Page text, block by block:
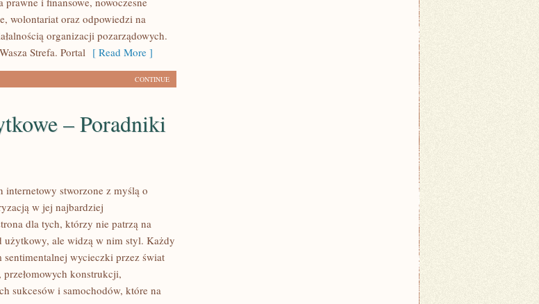
wolontariat oraz odpowiedzi na
organizacji pozarządowych.
Strefa. Portal [ Read More ]
CONTINUE
– Poradniki
stworzone z myślą o
w jej najbardziej
dla tych, którzy nie patrzą na
użytkowy, ale widzą w nim styl. Każdy
wycieczki przez świat
konstrukcji,
sukcesów i samochodów, które na